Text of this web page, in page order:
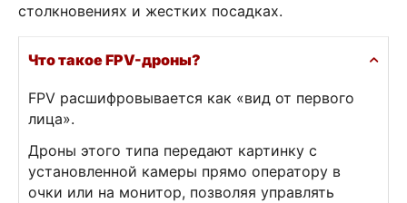
столкновениях и жестких посадках.
Что такое FPV-дроны?
FPV расшифровывается как «вид от первого
лица».
Дроны этого типа передают картинку с
установленной камеры прямо оператору в
очки или на монитор, позволяя управлять